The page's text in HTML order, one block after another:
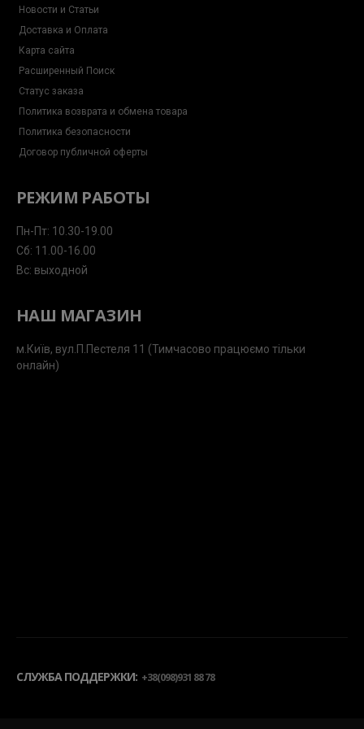
Новости и Статьи
Доставка и Оплата
Карта сайта
Расширенный Поиск
Статус заказа
Политика возврата и обмена товара
Политика безопасности
Договор публичной оферты
РЕЖИМ РАБОТЫ
Пн-Пт: 10.30-19.00
Сб: 11.00-16.00
Вс: выходной
НАШ МАГАЗИН
м.Київ, вул.П.Пестеля 11 (Тимчасово працюємо тільки
онлайн)
СЛУЖБА ПОДДЕРЖКИ: +38(098)931 88 78